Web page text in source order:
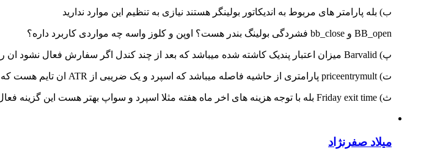
ب) بله پارامتر های مربوط به اندیکاتور بولینگر هستند نیازی به تنظیم این موارد ندارید
BB_open و bb_close فشردگی بولینگ بندر هست؟ اوپن و کلوز واسه چه مواردی کاربرد داره؟
پ) Barvalid میزان اعتبار پندیک کاشته شده میباشد که بعد از چند کندل اگر سفارش فعال نشود ان را پاک نمایید
ت) priceentrymult پارامتری از حاشیه فاصله میباشد که اسپرد و یک ضریبی از ATR ان تایم هست که حین کاشت سفارس اشتفاده میشود نیازی به تنظیم این ندارید
ث) Friday exit time بله با توجه هزینه های اخر ماه هفته مثلا اسپرد و سواپ بهتر هست این گزینه فعال باشد تا معاله با رسیدن به اخر هفته هر معامله ای چه در ضرر و چه در سود ان را خودکار میبند
میلاد صفرنژاد